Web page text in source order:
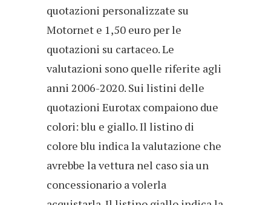
quotazioni personalizzate su
Motornet e 1,50 euro per le
quotazioni su cartaceo. Le
valutazioni sono quelle riferite agli
anni 2006-2020. Sui listini delle
quotazioni Eurotax compaiono due
colori: blu e giallo. Il listino di
colore blu indica la valutazione che
avrebbe la vettura nel caso sia un
concessionario a volerla